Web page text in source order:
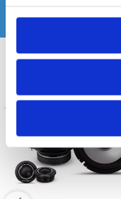
Andra köpte